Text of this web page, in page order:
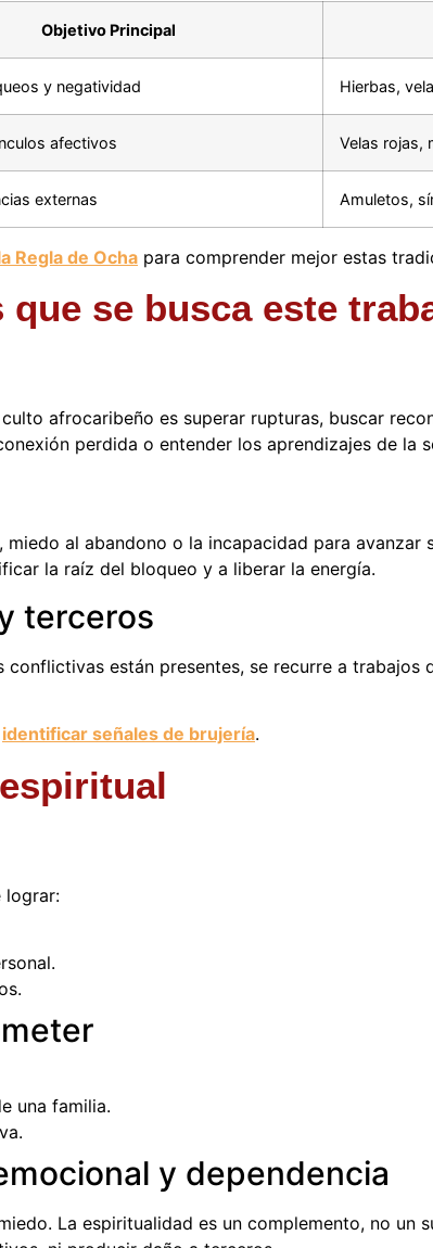
Objetivo Principal
y negatividad Hierbas,
afectivos Velas rojas,
externas Amuletos,
Regla de Ocha para comprender mejor estas
se busca este
afrocaribeño es superar rupturas, buscar
perdida o entender los aprendizajes de la
al abandono o la incapacidad para avanzar
la raíz del bloqueo y a liberar la energía.
terceros
conflictivas están presentes, se recurre a
identificar señales de brujería.
lograr:
una familia.
y dependencia
La espiritualidad es un complemento, no